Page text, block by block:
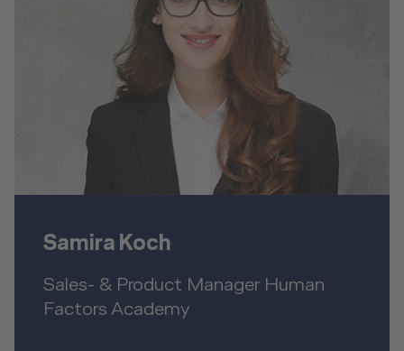
Samira Koch
Sales- & Product Manager Human
Factors Academy